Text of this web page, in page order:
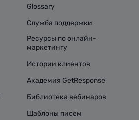
Glossary
Служба поддержки
Ресурсы по онлайн-
маркетингу
Истории клиентов
Академия GetResponse
Библиотека вебинаров
Шаблоны писем